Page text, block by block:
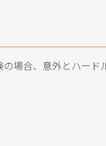
場合、意外とハー